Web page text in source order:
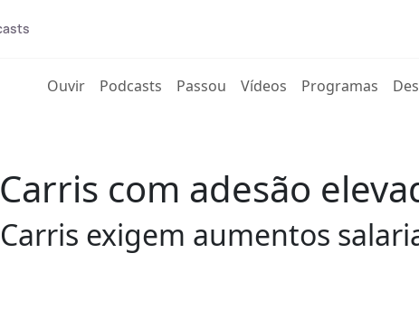
Ouvir(current)
Podcasts Passou Vídeos Programas
com adesão
exigem aumentos